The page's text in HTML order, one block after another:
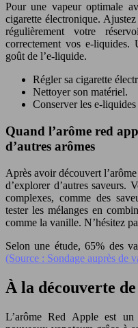
Pour une vapeur optimale
cigarette électronique.
régulièrement votre
correctement vos e-liquides.
goût de l’e-liquide.
Régler sa cigarette
Nettoyer son matériel.
Conserver les e-
Quand l’arôme red
d’autres arômes
Après avoir découvert
d’explorer d’autres saveurs.
complexes, comme des
tester les mélanges en
comme la vanille. N’hésitez
Selon une étude, 65% des
(Source : Sondage auprès de
À la découverte
L’arôme Red Apple est